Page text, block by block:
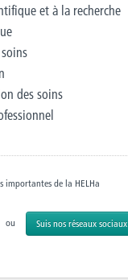
et à la recherche
des soins
importantes de la HELHa
ou Suis nos réseaux sociaux